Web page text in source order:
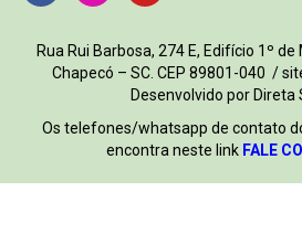
Rua Rui Barbosa, 274 E, Edifício 1º
Chapecó – SC. CEP 89801-040 /
Desenvolvido por Direta
Os telefones/whatsapp de contato
encontra neste link FALE